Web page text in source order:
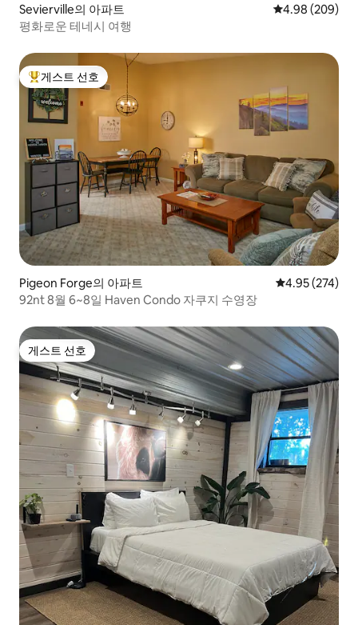
Sevierville의 아파트 평점 4.98점(5
4.98 (209)
평화로운 테네시 여행
상위 게스트 선호
게스트 선호
Pigeon Forge의 아파트 평점 4.95점(5
4.95 (274)
92nt 8월 6~8일 Haven Condo 자쿠지 수영장
게스트 선호
게스트 선호